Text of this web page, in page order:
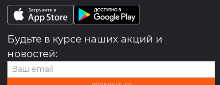
Будьте в курсе наших акций и
новостей: